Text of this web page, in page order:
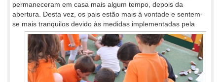
permaneceram em casa mais algum tempo, depois da
abertura. Desta vez, os pais estão mais à vontade e sentem-
se mais tranquilos devido às medidas implementadas pela